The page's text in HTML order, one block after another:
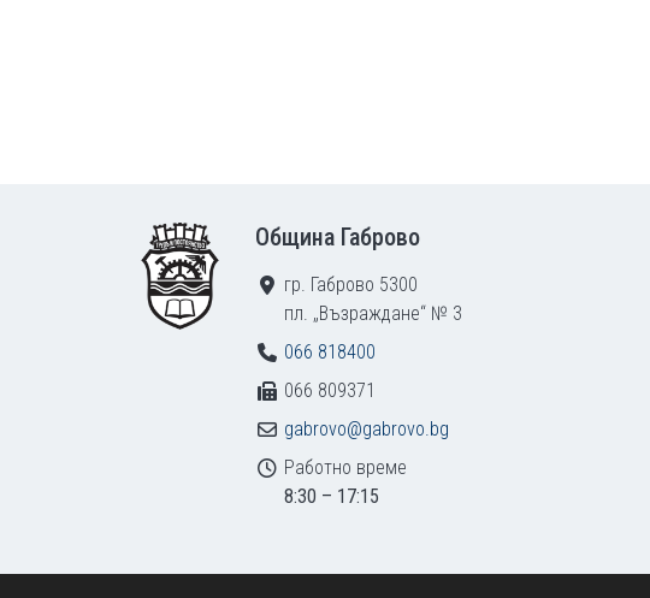
Община Габрово
гр. Габрово 5300
пл. „Възраждане“ № 3
066 818400
066 809371
gabrovo@gabrovo.bg
Работно време
8:30 – 17:15